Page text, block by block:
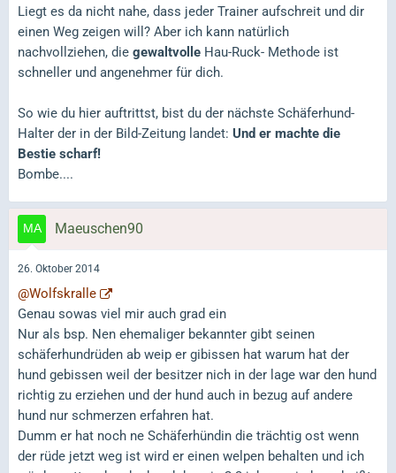
Liegt es da nicht nahe, dass jeder Trainer aufschreit und dir
einen Weg zeigen will? Aber ich kann natürlich
nachvollziehen, die gewaltvolle Hau-Ruck- Methode ist
schneller und angenehmer für dich.
So wie du hier auftrittst, bist du der nächste Schäferhund-
Halter der in der Bild-Zeitung landet: Und er machte die
Bestie scharf!
Bombe....
Maeuschen90
26. Oktober 2014
@Wolfskralle
Genau sowas viel mir auch grad ein
Nur als bsp. Nen ehemaliger bekannter gibt seinen
schäferhundrüden ab weip er gibissen hat warum hat der
hund gebissen weil der besitzer nich in der lage war den hund
richtig zu erziehen und der hund auch in bezug auf andere
hund nur schmerzen erfahren hat.
Dumm er hat noch ne Schäferhündin die trächtig ost wenn
der rüde jetzt weg ist wird er einen welpen behalten und ich